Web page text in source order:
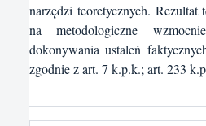
narzędzi teoretycznych.
na metodologiczne
dokonywania ustaleń
zgodnie z art. 7 k.p.k.; art. 233